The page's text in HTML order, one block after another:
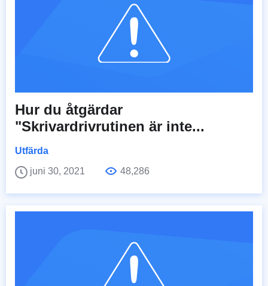
Hur du åtgärdar
"Skrivardrivrutinen är inte...
Utfärda
juni 30, 2021
48,286